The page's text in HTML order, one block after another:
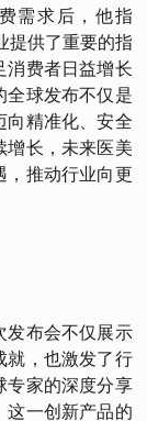
需求后，他指
提供了重要的指
消费者日益增长
全球发布不仅是
向精准化、安全
增长，未来医美
，推动行业向更
发布会不仅展示
就，也激发了行
专家的深度分享
这一创新产品的